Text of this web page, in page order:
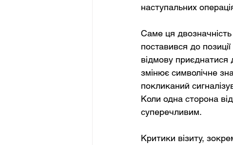
наступальних
Саме ця
поставився до
відмову
змінює символічне
покликаний
Коли одна сторона
суперечливим.
Критики візиту,